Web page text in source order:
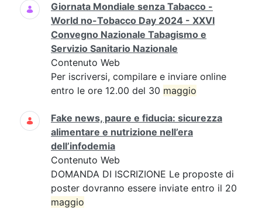
Giornata Mondiale senza Tabacco -
World no-Tobacco Day 2024 - XXVI
Convegno Nazionale Tabagismo e
Servizio Sanitario Nazionale
Contenuto Web
Per iscriversi, compilare e inviare online
entro le ore 12.00 del 30 maggio
Fake news, paure e fiducia: sicurezza
alimentare e nutrizione nell’era
dell’infodemia
Contenuto Web
DOMANDA DI ISCRIZIONE Le proposte di
poster dovranno essere inviate entro il 20
maggio